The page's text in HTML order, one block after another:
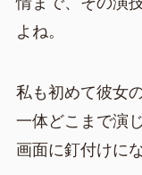
よね。
私も初めて彼女
一体どこまで演
画面に釘付けに